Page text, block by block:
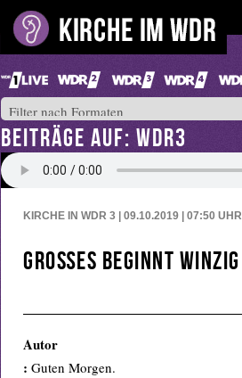
BEITRÄGE AUF: WDR3
KIRCHE IN WDR 3 | 09.10.2019 | 07:50 UHR
Großes beginnt winzig
Autor
: Guten Morgen.